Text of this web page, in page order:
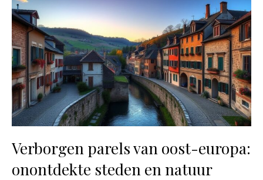
Verborgen parels van oost-europa:
onontdekte steden en natuur